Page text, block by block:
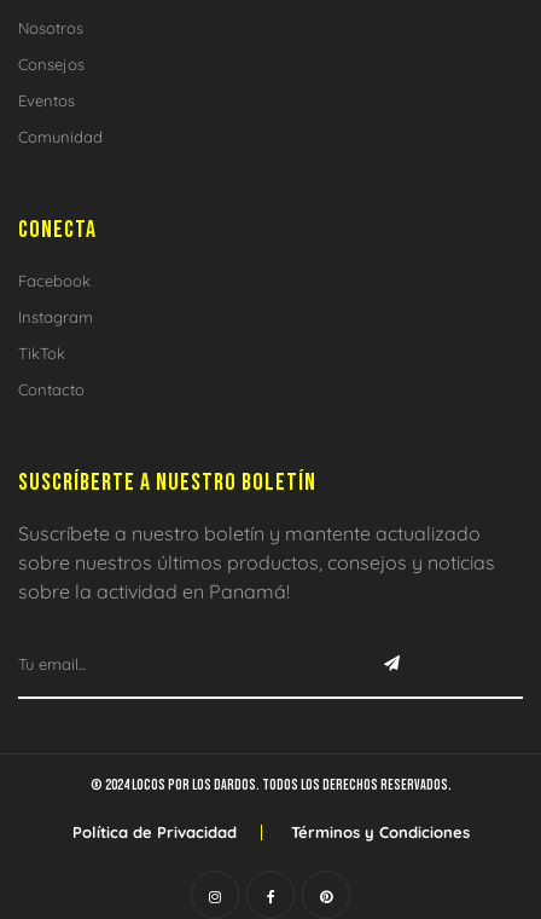
Nosotros
Consejos
Eventos
Comunidad
CONECTA
Facebook
Instagram
TikTok
Contacto
SUSCRÍBERTE A NUESTRO BOLETÍN
Suscríbete a nuestro boletín y mantente actualizado
sobre nuestros últimos productos, consejos y noticias
sobre la actividad en Panamá!
© 2024 Locos por los dardos. Todos los derechos reservados.
Política de Privacidad Términos y Condiciones